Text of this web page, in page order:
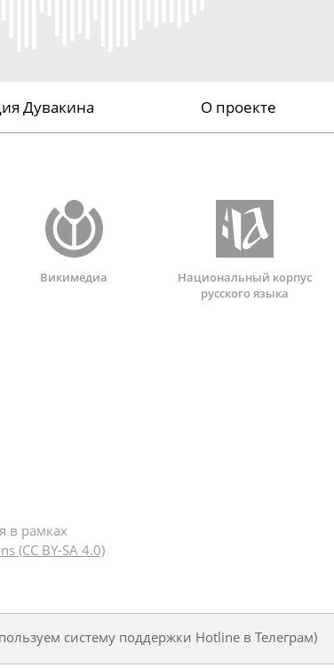
Дувакина О проекте
Викимедиа
Национальный корпус
русского языка
в рамках
(CC BY-SA 4.0)
систему поддержки Hotline в Телеграм)